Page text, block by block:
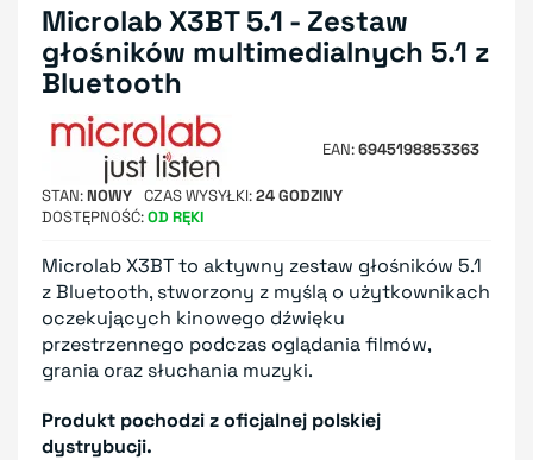
Microlab X3BT 5.1 - Zestaw
głośników multimedialnych 5.1 z
Bluetooth
EAN 6945198853363
STAN NOWY CZAS WYSYŁKI 24 GODZINY
DOSTĘPNOŚĆ OD RĘKI
Microlab X3BT to aktywny zestaw głośników 5.1
z Bluetooth, stworzony z myślą o użytkownikach
oczekujących kinowego dźwięku
przestrzennego podczas oglądania filmów,
grania oraz słuchania muzyki.
Produkt pochodzi z oficjalnej polskiej
dystrybucji.